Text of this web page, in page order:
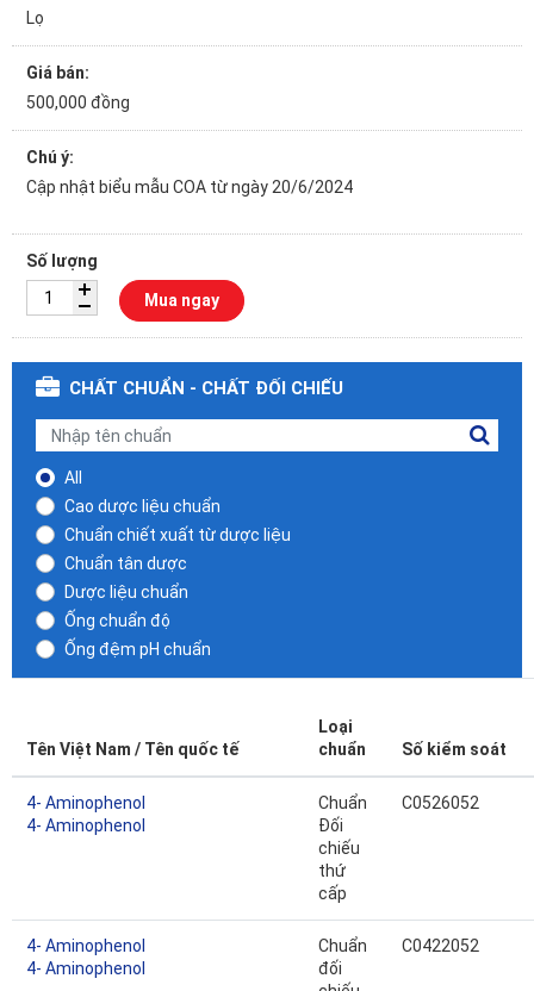
Lọ
Giá bán:
500,000 đồng
Chú ý:
Cập nhật biểu mẫu COA từ ngày 20/6/2024
Số lượng
Mua ngay
CHẤT CHUẨN - CHẤT ĐỐI CHIẾU
All
Cao dược liệu chuẩn
Chuẩn chiết xuất từ dược liệu
Chuẩn tân dược
Dược liệu chuẩn
Ống chuẩn độ
Ống đệm pH chuẩn
Tên Việt Nam / Tên quốc tế
Loại
chuẩn
Số kiểm soát
4- Aminophenol
4- Aminophenol
Chuẩn
Đối
chiếu
thứ
cấp
C0526052
4- Aminophenol
4- Aminophenol
Chuẩn
đối
C0422052